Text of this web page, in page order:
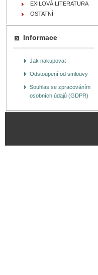
EXILOVÁ LITERATURA
OSTATNÍ
Informace
Jak nakupovat
Odstoupení od smlouvy
Souhlas se zpracováním
osobních údajů (GDPR)